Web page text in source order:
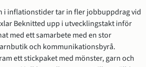
i inflationstider tar in fler jobbuppdrag vid
Beknitted upp i utvecklingstakt inför
med ett samarbete med en stor
och kommunikationsbyrå.
ett stickpaket med mönster, garn och